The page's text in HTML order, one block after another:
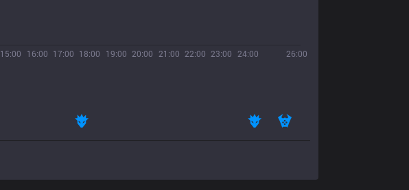
15:00 16:00 17:00 18:00 19:00 20:00 21:00 22:00 23:00 24:00 26:00